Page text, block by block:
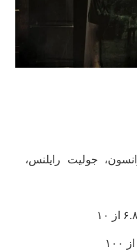
جولیت رایلنس،